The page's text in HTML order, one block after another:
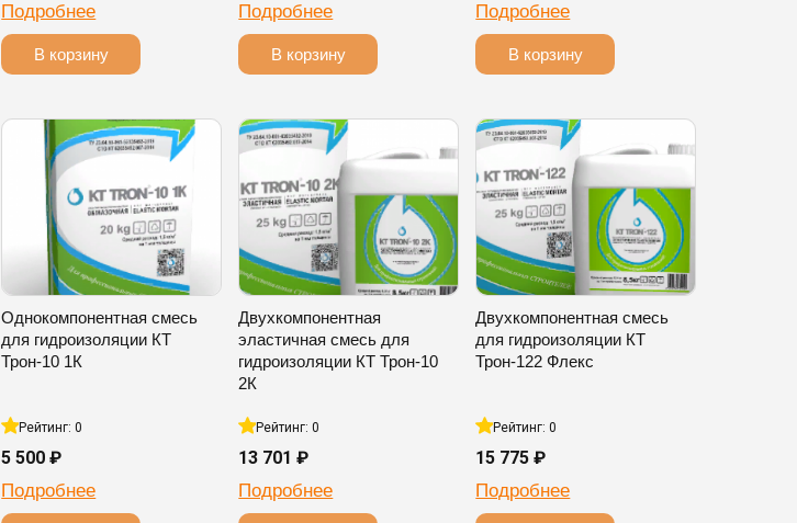
Подробнее
В корзину
Подробнее
В корзину
Подробнее
В корзину
Однокомпонентная смесь
для гидроизоляции КТ
Трон-10 1К
Рейтинг: 0
5 500 ₽
Подробнее
Двухкомпонентная
эластичная смесь для
гидроизоляции КТ Трон-10
2К
Рейтинг: 0
13 701 ₽
Подробнее
Двухкомпонентная смесь
для гидроизоляции КТ
Трон-122 Флекс
Рейтинг: 0
15 775 ₽
Подробнее